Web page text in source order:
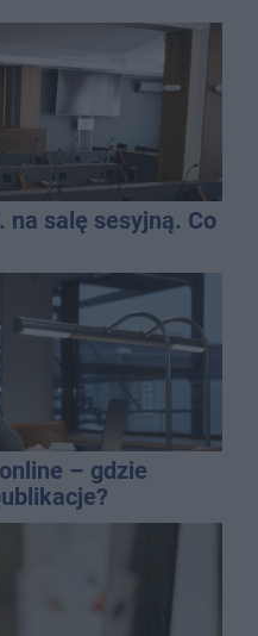
na salę sesyjną. Co
– gdzie